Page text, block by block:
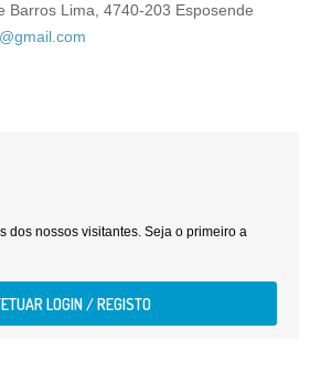
Barros Lima, 4740-203 Esposende
dos nossos visitantes. Seja o primeiro a